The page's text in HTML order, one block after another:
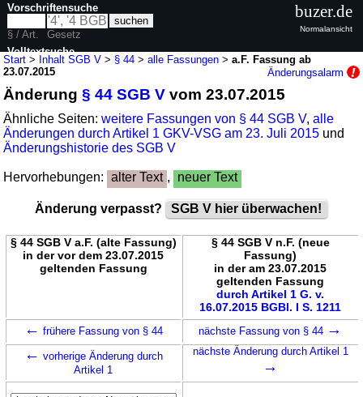
Start > Inhalt SGB V > § 44 >alle Fassungen >a.F. Fassung ab
23.07.2015
Änderungsalarm
Änderung§ 44 SGB V vom 23.07.2015
Ähnliche Seiten:weitere Fassungen von § 44 SGB V,alle
Änderungen durch Artikel 1 GKV-VSG am 23. Juli 2015 und
Änderungshistorie des SGB V
Hervorhebungen: alter Text , neuer Text
Änderung verpasst? SGB V hier überwachen!
§ 44 SGB V a.F. (alte Fassung)
in der vor dem 23.07.2015
geltenden Fassung
§ 44 SGB V n.F. (neue
Fassung)
in der am 23.07.2015
geltenden Fassung
durch Artikel 1 G. v.
16.07.2015 BGBl. I S. 1211
← frühere Fassung von § 44 nächste Fassung von § 44 →
← vorherige Änderung durch
Artikel 1
nächste Änderung durch Artikel 1
→
Vorschriftensuche
§ / Art.
Gesetz
Volltextsuche
buzer.de
Normalansicht